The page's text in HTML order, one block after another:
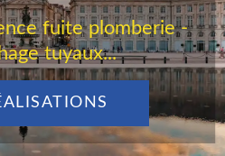
fuite plomberie -
tuyaux...